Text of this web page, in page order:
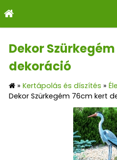
Dekor
dekoráció
» Kertápolás és díszítés »
Dekor Szürkegém 76cm kert